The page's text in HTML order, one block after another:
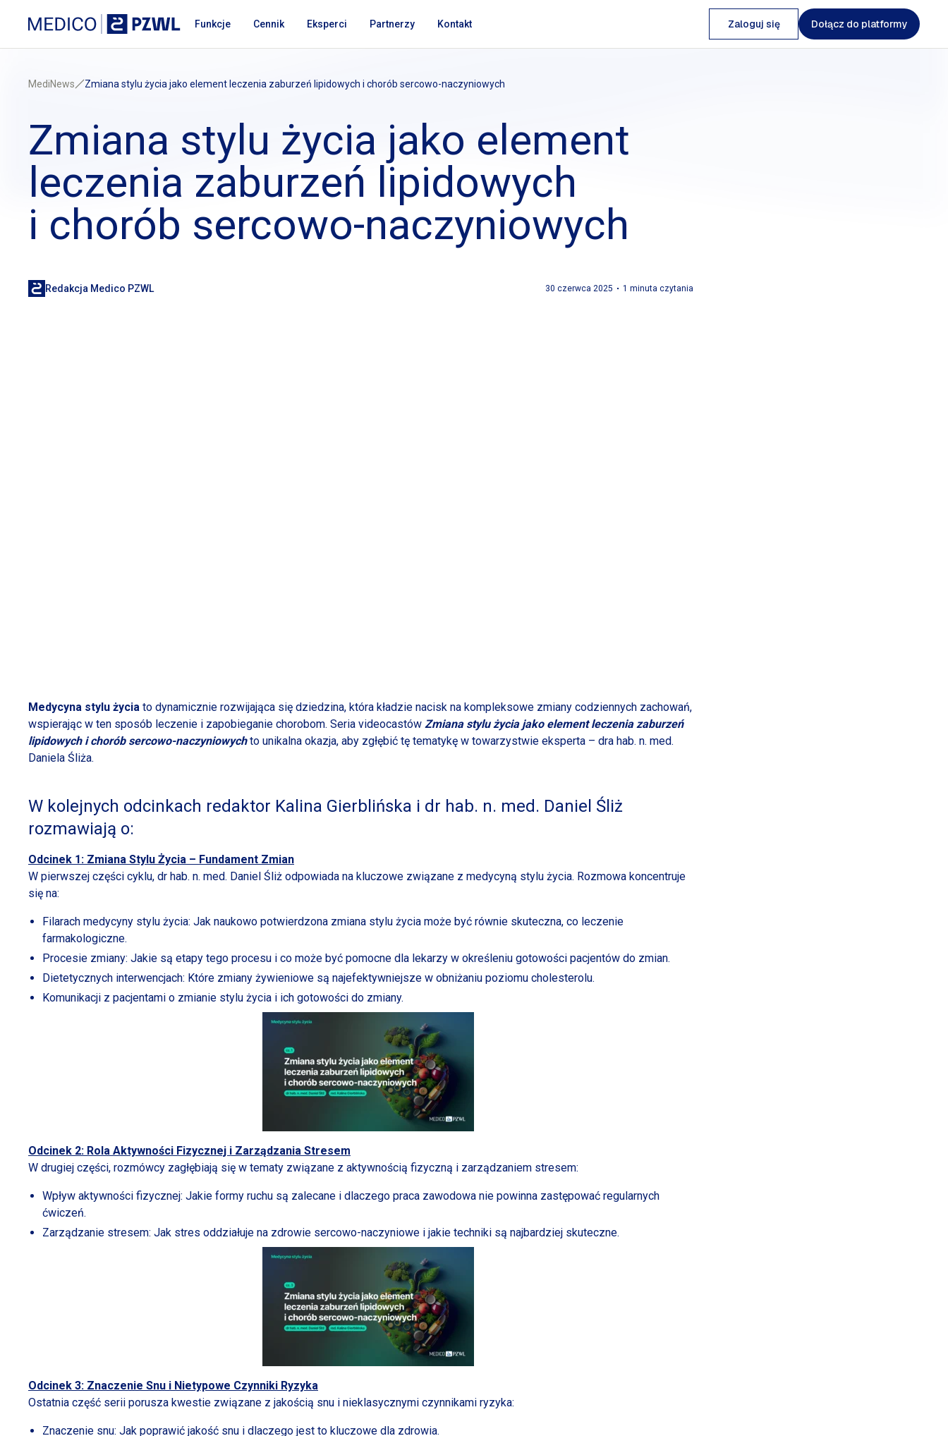
Medico PZWL Platforma MedycznaFunkcje Cennik Eksperci Partnerzy Kontakt Zaloguj się Dołącz do platformy
MediNews Zmiana stylu życia jako element leczenia zaburzeń lipidowych i chorób sercowo-naczyniowych
Zmiana stylu życia jako element
leczenia zaburzeń lipidowych
i chorób sercowo-naczyniowych
Redakcja Medico PZWL 30 czerwca 2025 1 minuta czytania
Medycyna stylu życia to dynamicznie rozwijająca się dziedzina, która kładzie nacisk na kompleksowe zmiany codziennych zachowań,
wspierając w ten sposób leczenie i zapobieganie chorobom. Seria videocastów Zmiana stylu życia jako element leczenia zaburzeń
lipidowych i choróbsercowo-naczyniowychto unikalna okazja, aby zgłębić tę tematykę w towarzystwie eksperta – dra hab. n. med.
Daniela Śliża.
W kolejnych odcinkach redaktor Kalina Gierblińska i dr hab. n. med. Daniel Śliż
rozmawiają o:
Odcinek 1: Zmiana Stylu Życia – Fundament Zmian
W pierwszej części cyklu, dr hab. n. med. Daniel Śliż odpowiada na kluczowe związane z medycyną stylu życia. Rozmowa koncentruje
się na:
Filarach medycyny stylu życia: Jak naukowo potwierdzona zmiana stylu życia może być równie skuteczna, co leczenie
farmakologiczne.
Procesie zmiany: Jakie są etapy tego procesu i co może być pomocne dla lekarzy w określeniu gotowości pacjentów do zmian.
Dietetycznych interwencjach: Które zmiany żywieniowe są najefektywniejsze w obniżaniu poziomu cholesterolu.
Komunikacji z pacjentami o zmianie stylu życia i ich gotowości do zmiany.
Odcinek 2: Rola Aktywności Fizycznej i Zarządzania Stresem
W drugiej części, rozmówcy zagłębiają się w tematy związane z aktywnością fizyczną i zarządzaniem stresem:
Wpływ aktywności fizycznej: Jakie formy ruchu są zalecane i dlaczego praca zawodowa nie powinna zastępować regularnych
ćwiczeń.
Zarządzanie stresem: Jak stres oddziałuje na zdrowie sercowo-naczyniowe i jakie techniki są najbardziej skuteczne.
Odcinek 3: Znaczenie Snu i Nietypowe Czynniki Ryzyka
Ostatnia część serii porusza kwestie związane z jakością snu i nieklasycznymi czynnikami ryzyka:
Znaczenie snu: Jak poprawić jakość snu i dlaczego jest to kluczowe dla zdrowia.